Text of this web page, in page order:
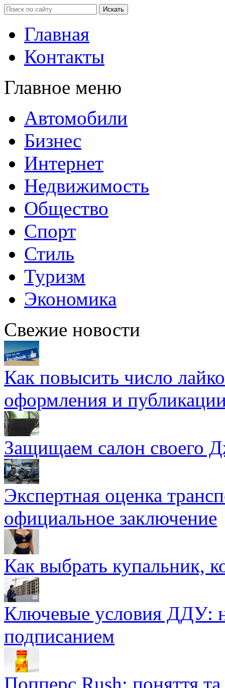
Главная
Контакты
Главное меню
Автомобили
Бизнес
Интернет
Недвижимость
Общество
Спорт
Стиль
Туризм
Экономика
Свежие новости
Как повысить число
оформления и
Защищаем салон своего
Экспертная оценка
официальное заключение
Как выбрать купальник,
Ключевые условия ДДУ:
подписанием